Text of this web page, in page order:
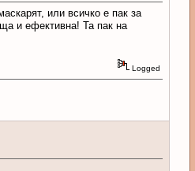
или всичко е пак за
и ефективна! Та пак на
Logged